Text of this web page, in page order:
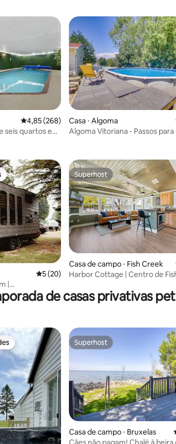
avaliações
4,85 de uma avaliação média de 5, 268
4,85 (268)
seis quartos em
Casa ⋅ Algoma
Algoma Vitoriana - Passos para
avaliações
5 de uma avaliação média de 5, 20
5 (20)
|
River
Superhost
Superhost
Casa de campo ⋅ Fish Creek
Harbor Cottage | Centro de
de casas privativas
avaliações
dos hóspedes Superhost
Superhost
Casa de campo ⋅ Bruxelas
Cães não pagam! Chalé à beira